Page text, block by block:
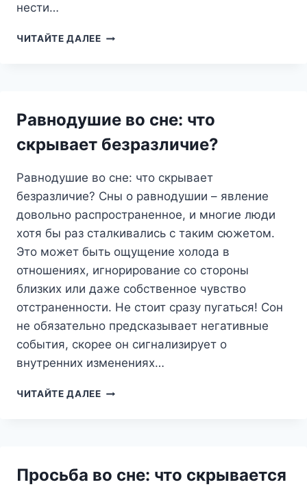
нести…
ЧИТАЙТЕ ДАЛЕЕСТЕРЖЕНЬ
МОЩНЫЙ
ОБРАЗ?
Равнодушие во сне: что
скрывает безразличие?
Равнодушие во сне: что скрывает
безразличие? Сны о равнодушии – явление
довольно распространенное, и многие люди
хотя бы раз сталкивались с таким сюжетом.
Это может быть ощущение холода в
отношениях, игнорирование со стороны
близких или даже собственное чувство
отстраненности. Не стоит сразу пугаться! Сон
не обязательно предсказывает негативные
события, скорее он сигнализирует о
внутренних изменениях…
ЧИТАЙТЕ ДАЛЕЕРАВНОДУШИЕ
Просьба во сне: что скрывается